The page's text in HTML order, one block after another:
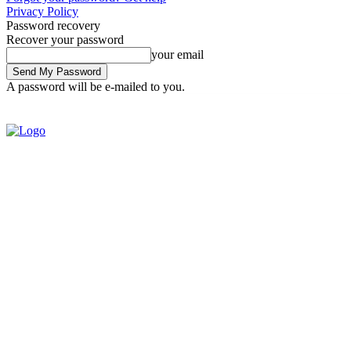
Privacy Policy
Password recovery
Recover your password
your email
A password will be e-mailed to you.